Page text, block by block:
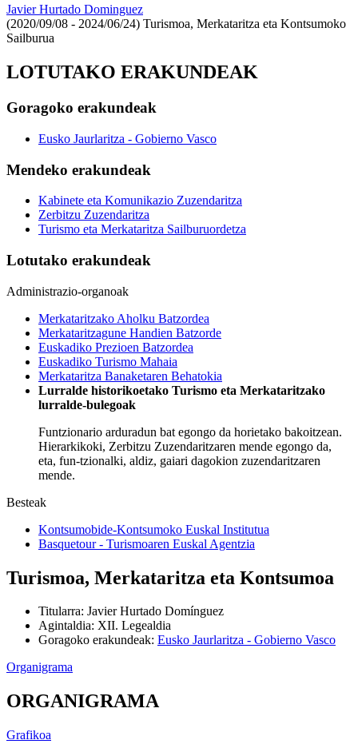
Javier Hurtado Dominguez
(2020/09/08 - 2024/06/24) Turismoa, Merkataritza eta Kontsumoko
Sailburua
LOTUTAKO ERAKUNDEAK
Goragoko erakundeak
Eusko Jaurlaritza - Gobierno Vasco
Mendeko erakundeak
Kabinete eta Komunikazio Zuzendaritza
Zerbitzu Zuzendaritza
Turismo eta Merkataritza Sailburuordetza
Lotutako erakundeak
Administrazio-organoak
Merkataritzako Aholku Batzordea
Merkataritzagune Handien Batzorde
Euskadiko Prezioen Batzordea
Euskadiko Turismo Mahaia
Merkataritza Banaketaren Behatokia
Lurralde historikoetako Turismo eta Merkataritzako
lurralde-bulegoak
Funtzionario arduradun bat egongo da horietako bakoitzean.
Hierarkikoki, Zerbitzu Zuzendaritzaren mende egongo da,
eta, fun-tzionalki, aldiz, gaiari dagokion zuzendaritzaren
mende.
Besteak
Kontsumobide-Kontsumoko Euskal Institutua
Basquetour - Turismoaren Euskal Agentzia
Turismoa, Merkataritza eta Kontsumoa
Titularra: Javier Hurtado Domínguez
Agintaldia: XII. Legealdia
Goragoko erakundeak: Eusko Jaurlaritza - Gobierno Vasco
Organigrama
ORGANIGRAMA
Grafikoa